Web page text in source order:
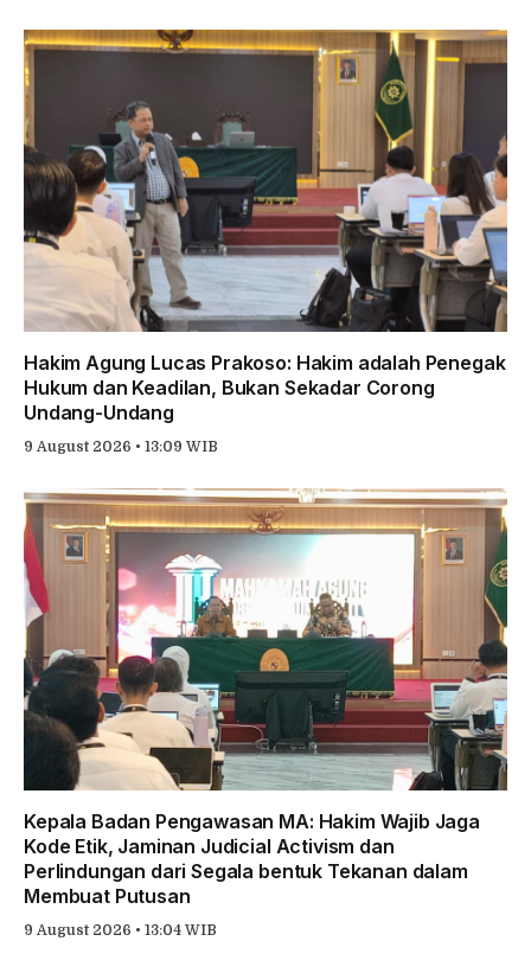
Hakim Agung Lucas Prakoso: Hakim adalah Penegak
Hukum dan Keadilan, Bukan Sekadar Corong
Undang-Undang
9 August 2026 • 13:09 WIB
Kepala Badan Pengawasan MA: Hakim Wajib Jaga
Kode Etik, Jaminan Judicial Activism dan
Perlindungan dari Segala bentuk Tekanan dalam
Membuat Putusan
9 August 2026 • 13:04 WIB